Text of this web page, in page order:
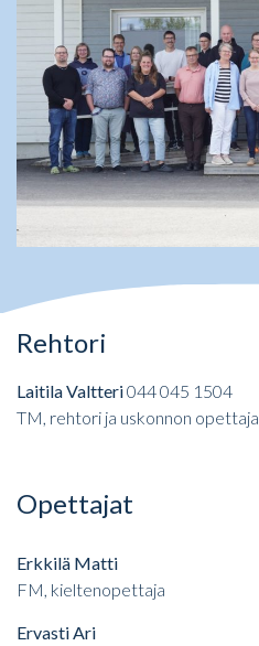
Rehtori
Laitila Valtteri044 045 1504
TM, rehtori ja uskonnon opettaja
Opettajat
Erkkilä Matti
FM, kieltenopettaja
Ervasti Ari